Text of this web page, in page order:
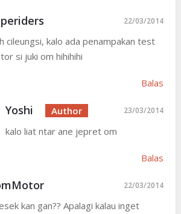
22/03/2014
cileungsi, kalo ada penampakan test
si juki om hihihihi
Balas
Yoshi 23/03/2014
kalo liat ntar ane jepret om
Balas
22/03/2014
kan gan?? Apalagi kalau inget